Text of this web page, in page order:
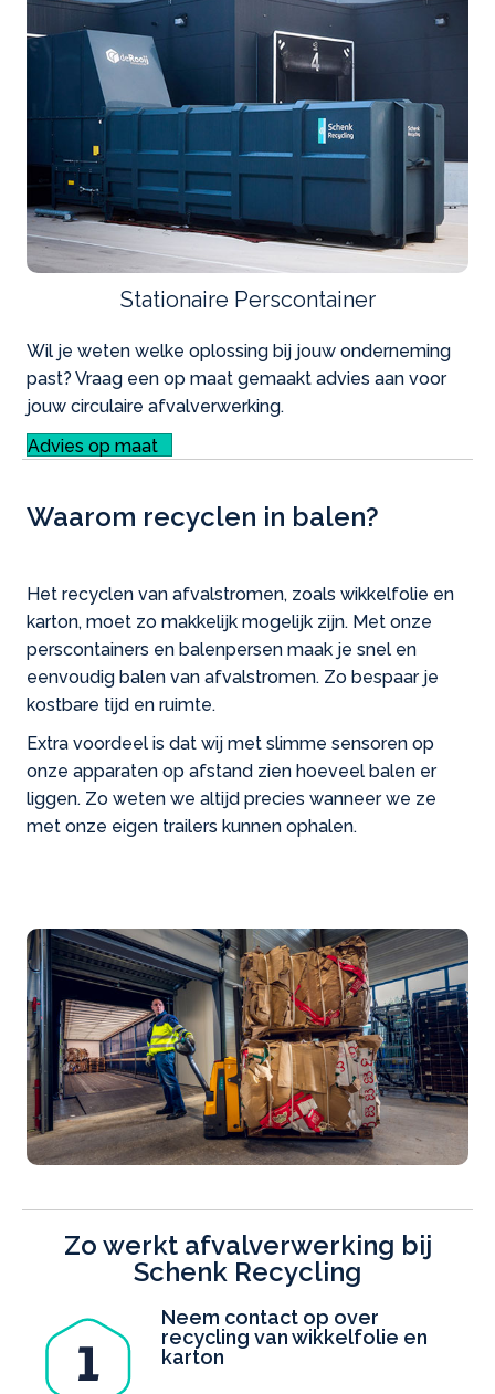
Stationaire Perscontainer
Wil je weten welke oplossing bij jouw onderneming
past? Vraag een op maat gemaakt advies aan voor
jouw circulaire afvalverwerking.
Advies op maat
Waarom recyclen in balen?
Het recyclen van afvalstromen, zoals wikkelfolie en
karton, moet zo makkelijk mogelijk zijn. Met onze
perscontainers en balenpersen maak je snel en
eenvoudig balen van afvalstromen. Zo bespaar je
kostbare tijd en ruimte.
Extra voordeel is dat wij met slimme sensoren op
onze apparaten op afstand zien hoeveel balen er
liggen. Zo weten we altijd precies wanneer we ze
met onze eigen trailers kunnen ophalen.
Zo werkt afvalverwerking bij
Schenk Recycling
Neem contact op over
recycling van wikkelfolie en
karton